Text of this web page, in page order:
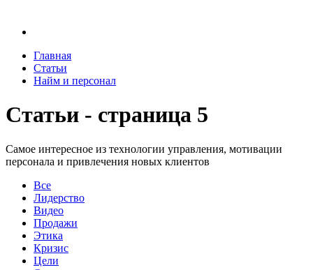
Главная
Статьи
Найм и персонал
Статьи - страница 5
Самое интересное из технологии управления, мотивации
персонала и привлечения новых клиентов
Все
Лидерство
Видео
Продажи
Этика
Кризис
Цели